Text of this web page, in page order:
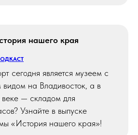
нашего края
сегодня является музеем с
видом на Владивосток, а в
— складом для
Узнайте в выпуске
«История нашего края»!